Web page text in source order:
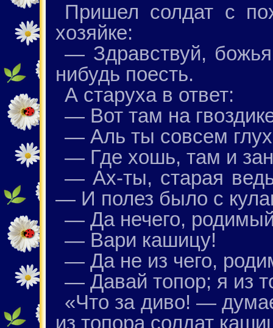
Пришел солдат с
хозяйке:
— Здравствуй,
нибудь поесть.
А старуха в ответ:
— Вот там на
— Аль ты совсем
— Где хошь, там и
— Ах-ты, старая
— И полез было с
— Да нечего,
— Вари кашицу!
— Да не из чего,
— Давай топор; я из
«Что за диво! —
из топора солдат